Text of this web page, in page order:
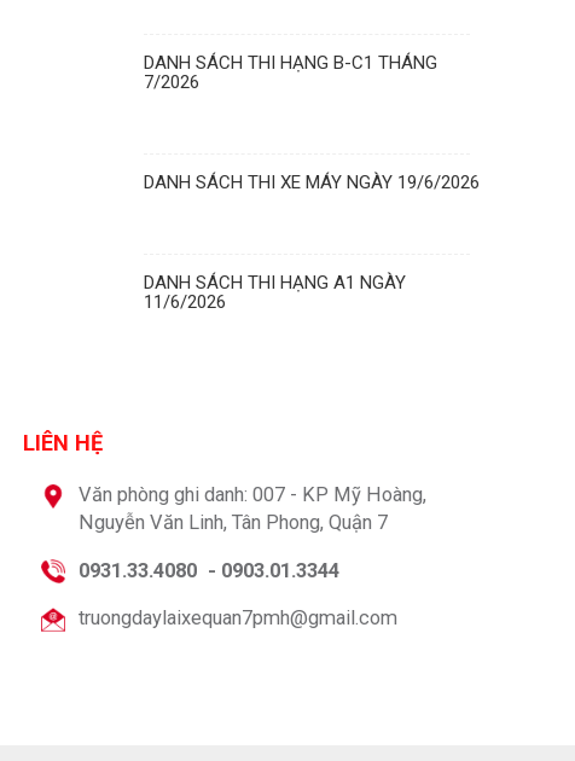
DANH SÁCH THI HẠNG B-C1 THÁNG
7/2026
DANH SÁCH THI XE MÁY NGÀY 19/6/2026
DANH SÁCH THI HẠNG A1 NGÀY
11/6/2026
LIÊN HỆ
Văn phòng ghi danh: 007 - KP Mỹ Hoàng,
Nguyễn Văn Linh, Tân Phong, Quận 7
0931.33.4080 - 0903.01.3344
truongdaylaixequan7pmh@gmail.com